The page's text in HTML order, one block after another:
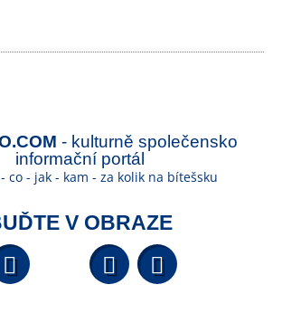
- kulturně společensko
informační portál
co - jak - kam - za kolik na bítešsku
V OBRAZE
Facebook YouTube